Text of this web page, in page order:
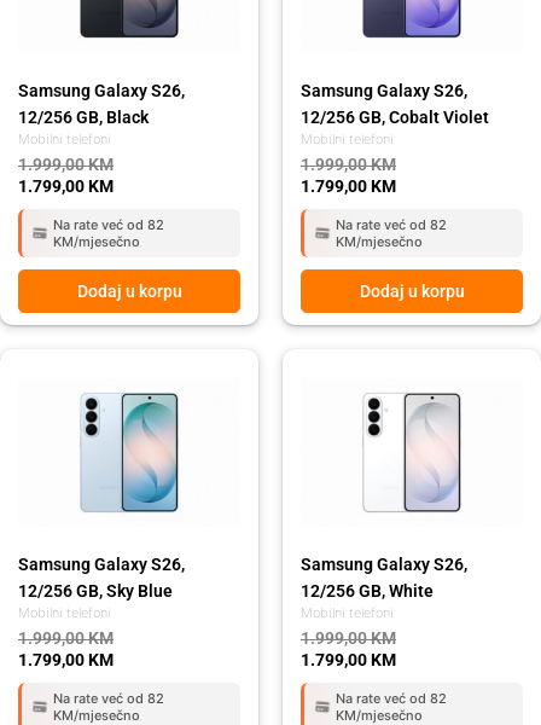
Mobilni telefoni
Samsung Galaxy S26,
12/256 GB, Black
1.999,00KM
1.799,00KM
Na rate već od 82
KM/mjesečno
Dodaj u korpu
Mobilni telefoni
Samsung Galaxy S26,
12/256 GB, Cobalt Violet
1.999,00KM
1.799,00KM
Na rate već od 82
KM/mjesečno
Dodaj u korpu
Mobilni telefoni
Samsung Galaxy S26,
12/256 GB, Sky Blue
1.999,00KM
1.999,00 KM.
1.799,00KM
1.799,00 KM.
Na rate već od 82
KM/mjesečno
Mobilni telefoni
Samsung Galaxy S26,
12/256 GB, White
1.999,00KM
1.999,00 KM.
1.799,00KM
1.799,00 KM.
Na rate već od 82
KM/mjesečno